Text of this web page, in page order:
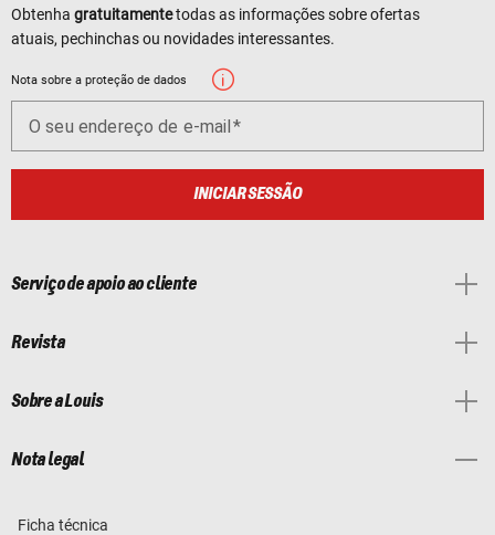
Obtenha gratuitamentetodas as informações sobre ofertas
atuais, pechinchas ou novidades interessantes.
Nota sobre a proteção de dados
O seu endereço de e-mail
INICIAR SESSÃO
Serviço de apoio ao cliente
Revista
Sobre a Louis
Nota legal
Ficha técnica